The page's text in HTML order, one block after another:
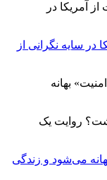
سایه نگرانی از
روایت یک
می‌شود و زندگی